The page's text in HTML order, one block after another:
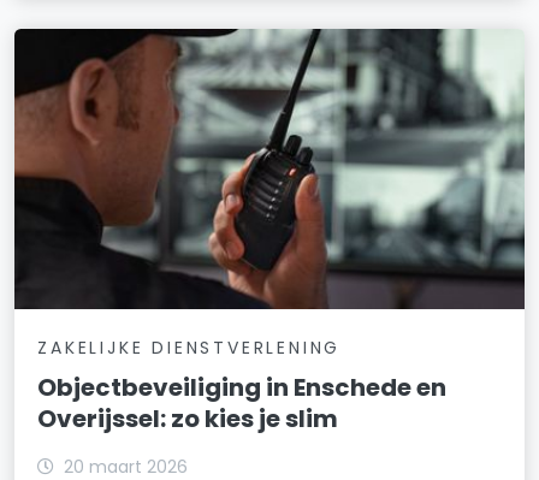
ZAKELIJKE DIENSTVERLENING
Objectbeveiliging in Enschede en
Overijssel: zo kies je slim
20 maart 2026